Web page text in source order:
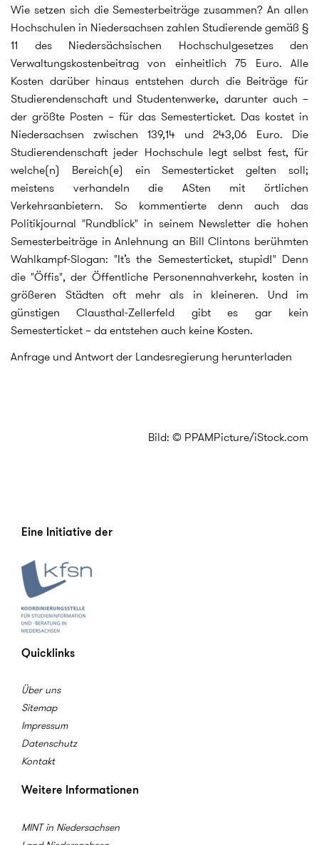
Wie setzen sich die Semesterbeiträge zusammen? An allen
Hochschulen in Niedersachsen zahlen Studierende gemäß §
11 des Niedersächsischen Hochschulgesetzes den
Verwaltungskostenbeitrag von einheitlich 75 Euro. Alle
Kosten darüber hinaus entstehen durch die Beiträge für
Studierendenschaft und Studentenwerke, darunter auch –
der größte Posten – für das Semesterticket. Das kostet in
Niedersachsen zwischen 139,14 und 243,06 Euro. Die
Studierendenschaft jeder Hochschule legt selbst fest, für
welche(n) Bereich(e) ein Semesterticket gelten soll;
meistens verhandeln die ASten mit örtlichen
Verkehrsanbietern. So kommentierte denn auch das
Politikjournal "Rundblick" in seinem Newsletter die hohen
Semesterbeiträge in Anlehnung an Bill Clintons berühmten
Wahlkampf-Slogan: "It’s the Semesterticket, stupid!" Denn
die "Öffis", der Öffentliche Personennahverkehr, kosten in
größeren Städten oft mehr als in kleineren. Und im
günstigen Clausthal-Zellerfeld gibt es gar kein
Semesterticket – da entstehen auch keine Kosten.
Anfrage und Antwort der Landesregierung herunterladen
Bild: © PPAMPicture/iStock.com
Eine Initiative der
Quicklinks
Über uns
Sitemap
Impressum
Datenschutz
Kontakt
Weitere Informationen
MINT in Niedersachsen